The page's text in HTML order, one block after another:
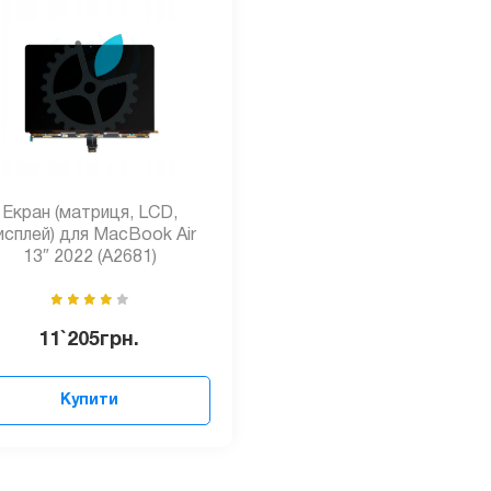
Екран (матриця, LCD,
для MacBook Air
13″ 2022 (А2681)
11`205грн.
Купити